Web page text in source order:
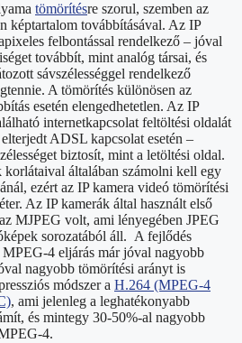
tömörítésre szorul, szemben az
képtartalom továbbításával. Az IP
felbontással rendelkező – jóval
továbbít, mint analóg társai, és
sávszélességgel rendelkező
A tömörítés különösen az
esetén elengedhetetlen. Az IP
internetkapcsolat feltöltési oldalát
ADSL kapcsolat esetén –
biztosít, mint a letöltési oldal.
korlátaival általában számolni kell egy
ezért az IP kamera videó tömörítési
Az IP kamerák által használt első
MJPEG volt, ami lényegében JPEG
sorozatából áll. A fejlődés
4 eljárás már jóval nagyobb
nagyobb tömörítési arányt is
módszer a H.264 (MPEG-4
, ami jelenleg a leghatékonyabb
és mintegy 30-50%-al nagyobb
4.